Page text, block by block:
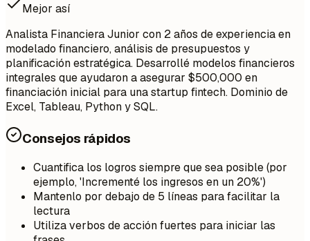
Mejor así
Analista Financiera Junior con 2 años de experiencia en
modelado financiero, análisis de presupuestos y
planificación estratégica. Desarrollé modelos financieros
integrales que ayudaron a asegurar $500,000 en
financiación inicial para una startup fintech. Dominio de
Excel, Tableau, Python y SQL.
Consejos rápidos
Cuantifica los logros siempre que sea posible (por
ejemplo, 'Incrementé los ingresos en un 20%')
Mantenlo por debajo de 5 líneas para facilitar la
lectura
Utiliza verbos de acción fuertes para iniciar las